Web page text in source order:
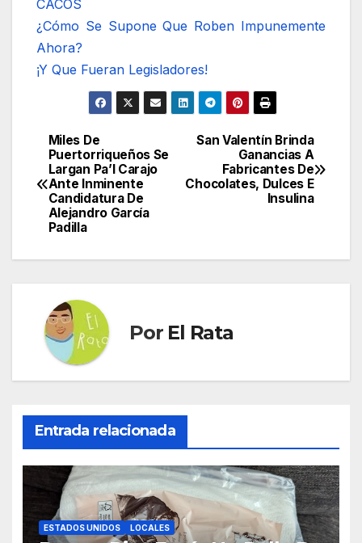
CACOS
¿Cómo Se Supone Que Roben Impunemente
Ahora?
¡Y Que Fueran Legisladores!
Navegación
de
entradas
San Valentín Brinda
Ganancias A
Fabricantes De
Chocolates, Dulces E
Insulina
Miles De
Puertorriqueños Se
Largan Pa’l Carajo
Ante Inminente
Candidatura De
Alejandro García
Padilla
Por El Rata
Entrada relacionada
ESTADOS UNIDOS LOCALES